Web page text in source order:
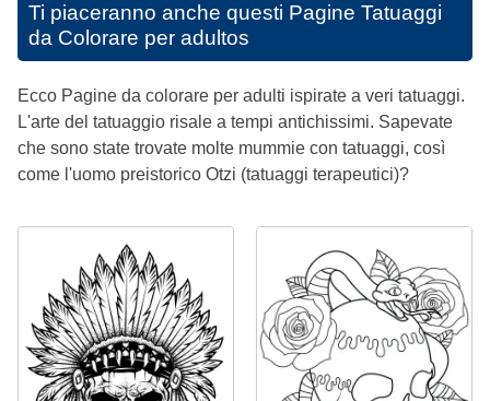
Ti piaceranno anche questi Pagine Tatuaggi
da Colorare per adultos
Ecco Pagine da colorare per adulti ispirate a veri tatuaggi.
L'arte del tatuaggio risale a tempi antichissimi. Sapevate
che sono state trovate molte mummie con tatuaggi, così
come l'uomo preistorico Otzi (tatuaggi terapeutici)?